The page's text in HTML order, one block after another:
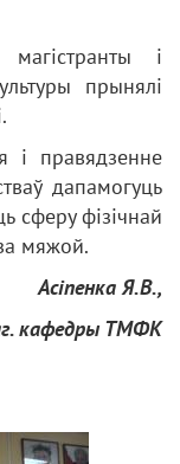
і
прынялі
і правядзенне
дапамогуць
сферу фізічнай
мяжой.
Асіпенка Я.В.,
кафедры ТМФК